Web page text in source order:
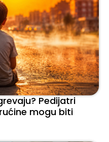
Pedijatri
mogu biti